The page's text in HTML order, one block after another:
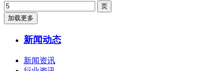
加载更多
新闻动态
新闻资讯